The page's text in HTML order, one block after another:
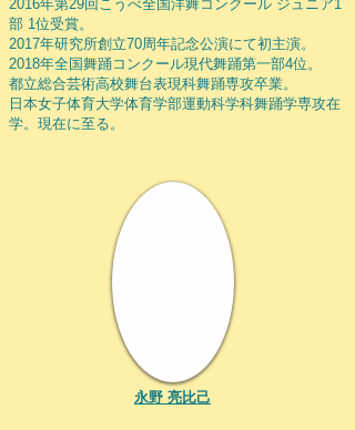
2016年第29回こうべ全国洋舞コンクール ジュニア1
部 1位受賞。
2017年研究所創立70周年記念公演にて初主演。
2018年全国舞踊コンクール現代舞踊第一部4位。
都立総合芸術高校舞台表現科舞踊専攻卒業。
日本女子体育大学体育学部運動科学科舞踊学専攻在
学。現在に至る。
​永野 亮比己